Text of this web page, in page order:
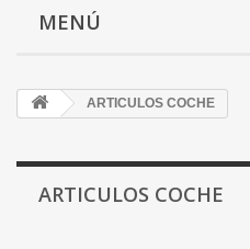
MENÚ
ARTICULOS COCHE
ARTICULOS COCHE